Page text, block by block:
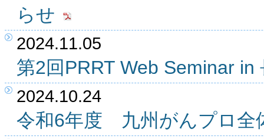
らせ
2024.11.05
第2回PRRT Web Seminar
2024.10.24
令和6年度 九州がんプロ